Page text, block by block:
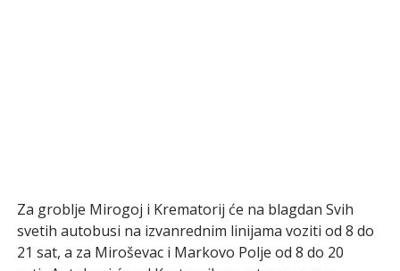
Za groblje Mirogoj i Krematorij će na blagdan Svih
svetih autobusi na izvanrednim linijama voziti od 8 do
21 sat, a za Miroševac i Markovo Polje od 8 do 20